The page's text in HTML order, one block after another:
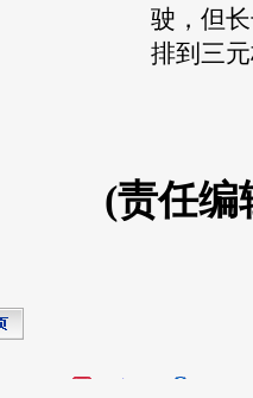
驶，但
排到三
(责任编